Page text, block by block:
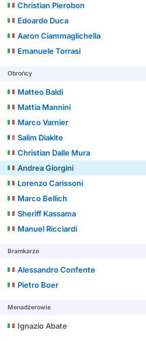
Christian Pierobon
Edoardo Duca
Aaron Ciammaglichella
Emanuele Torrasi
Obrońcy
Matteo Baldi
Mattia Mannini
Marco Varnier
Salim Diakite
Christian Dalle Mura
Andrea Giorgini
Lorenzo Carissoni
Marco Bellich
Sheriff Kassama
Manuel Ricciardi
Bramkarze
Alessandro Confente
Pietro Boer
Menadżerowie
Ignazio Abate